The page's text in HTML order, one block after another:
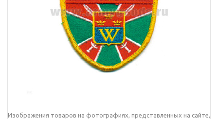
Изображения товаров на фотографиях, представленных на сайте,